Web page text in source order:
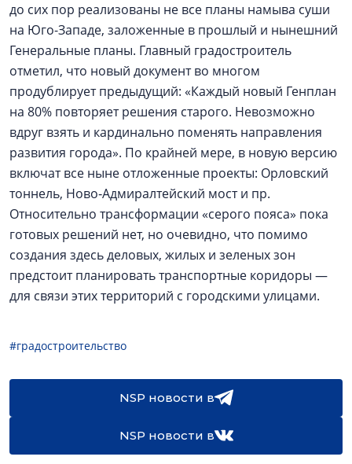
до сих пор реализованы не все планы намыва суши
на Юго-Западе, заложенные в прошлый и нынешний
Генеральные планы. Главный градостроитель
отметил, что новый документ во многом
продублирует предыдущий: «Каждый новый Генплан
на 80% повторяет решения старого. Невозможно
вдруг взять и кардинально поменять направления
развития города». По крайней мере, в новую версию
включат все ныне отложенные проекты: Орловский
тоннель, Ново‑Адмиралтейский мост и пр.
Относительно трансформации «серого пояса» пока
готовых решений нет, но очевидно, что помимо
создания здесь деловых, жилых и зеленых зон
предстоит планировать транспортные коридоры —
для связи этих территорий с городскими улицами.
#градостроительство
NSP новости в
NSP новости в